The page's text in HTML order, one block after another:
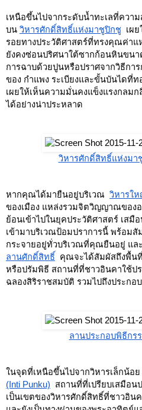
เหนือขึ้นไปจากระดับน้ำทะเลที่ควา
บน วิหารศักดิ์สิทธิ์แห่งมาชูปิกชู เผ
รอยทางประวัติศาสตร์ที่ทรงคุณค่าแ
ยังคงซ่อนปริศนาใต้ซากก้อนหินขน
การฉาบด้วยปูนหรือปราศจากวิธีกา
ของ กำแพง ระเบียงและขั้นบันไดที่ท
เผยให้เห็นความมั่นคงแข็งแรงกลม
ได้อย่างน่าประหลาด
วิหารศักดิ์สิทธิ์แห่งมา
หากคุณได้มายืนอยู่บริเวณ วิหารใ
ของเมือง แหล่งรวมจิตวิญญาณของ
ย้อนเข้าไปในยุคประวัติศาสตร์ เสมื
เข้ามาบริเวณป้อมปราการนี้ พร้อมสั
ลานศักดิ์สิทธิ์
คุณจะได้สัมผัสถึงพื้นที่
หรือปรัมพิธี สถานที่ที่ชาวอินคาใช้ป
ฉลองสิริราชสมบัติ รวมไปถึงประกอ
ลานประกอบพิธีกร
ในจุดที่เหนือขึ้นไปจากวิหารเล็กน้อ
(Inti Punku)
สถานที่ที่เปรียบเสมือ
เป็นเขตของวิหารศักดิ์สิทธิ์ที่ชาวอิน